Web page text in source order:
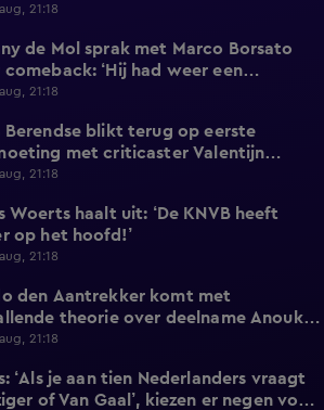
21:18
de Mol sprak met Marco Borsato
comeback: ‘Hij had weer een
in zijn ogen’
21:18
Berendse blikt terug op eerste
met criticaster Valentijn
21:18
Woerts haalt uit: ‘De KNVB heeft
op het hoofd!’
21:18
den Aantrekker komt met
theorie over deelname Anouk
Bondgenoten
21:18
‘Als je aan tien Nederlanders vraagt
of Van Gaal’, kiezen er negen voor